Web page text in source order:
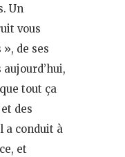
Un
vous
de ses
tout ça
des
a conduit à
et